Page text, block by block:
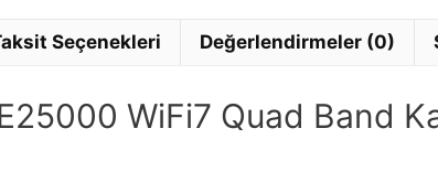
Seçenekleri Değerlendirmeler (0)
WiFi7 Quad Band